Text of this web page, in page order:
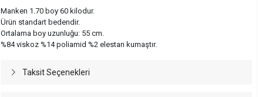
Manken 1.70 boy 60 kilodur.
Ürün standart bedendir.
Ortalama boy uzunluğu: 55 cm.
%84 viskoz %14 poliamid %2 elestan kumaştır.
Taksit Seçenekleri